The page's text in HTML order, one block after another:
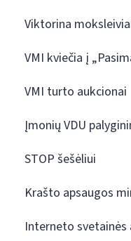
Viktorina
VMI kviečia į
VMI turto aukcionai
Įmonių VDU
STOP šešėliui
Krašto apsaugos
Interneto